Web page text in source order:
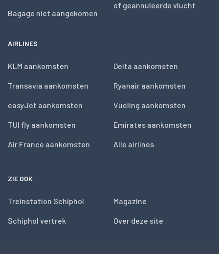
Bagage niet aangekomen
of geannuleerde vlucht
AIRLINES
KLM aankomsten
Transavia aankomsten
easyJet aankomsten
TUI fly aankomsten
Air France aankomsten
Delta aankomsten
Ryanair aankomsten
Vueling aankomsten
Emirates aankomsten
Alle airlines
ZIE OOK
Treinstation Schiphol
Schiphol vertrek
Magazine
Over deze site